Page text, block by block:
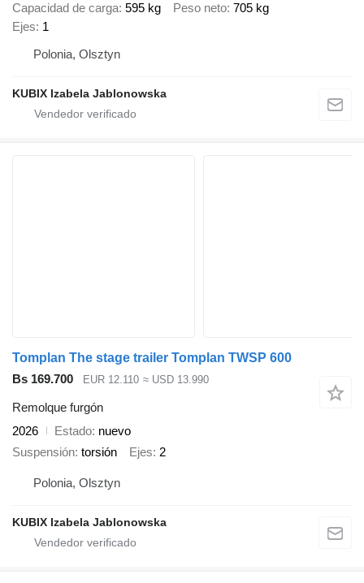
Capacidad de carga 595 kg Peso neto 705 kg
Ejes 1
Polonia, Olsztyn
KUBIX Izabela Jablonowska
Tomplan The stage trailer Tomplan TWSP 600
Bs 169.700
EUR 12.110 ≈ USD 13.990
Remolque furgón
2026
Estado nuevo
Suspensión torsión Ejes 2
Polonia, Olsztyn
KUBIX Izabela Jablonowska